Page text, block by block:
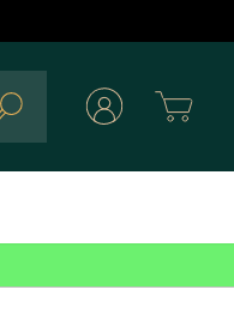
Search